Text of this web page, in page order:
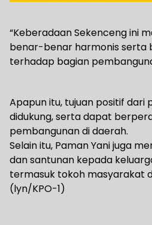
“Keberadaan Sekenceng ini
benar-benar harmonis serta
terhadap bagian
Apapun itu, tujuan positif dari
didukung, serta dapat
pembangunan di daerah.
Selain itu, Paman Yani juga
dan santunan kepada
termasuk tokoh masyarakat
(lyn/KPO-1)